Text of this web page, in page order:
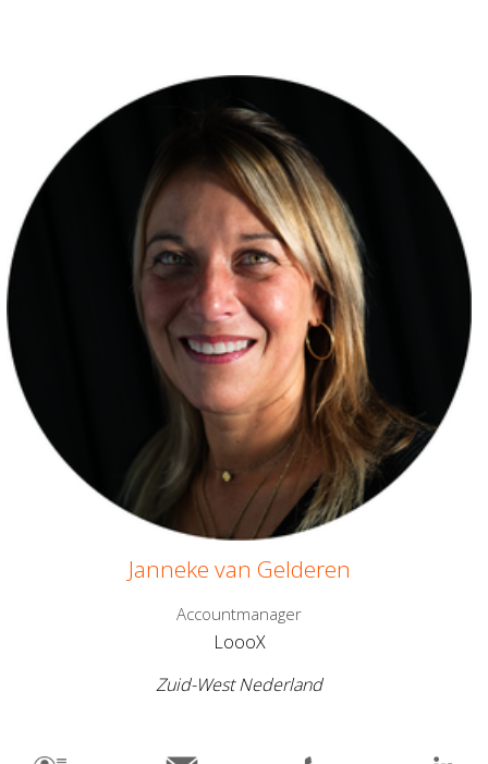
Janneke van Gelderen
Accountmanager
LoooX
Zuid-West Nederland